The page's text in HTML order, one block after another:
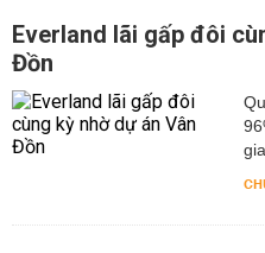
Số người cách ly: Tổng số
cảnh từ vùng dịch đang
ly): 81.546, trong đó:
- Cách ly tập trung tại bệnh
- Cách ly tập trung tại cơ
Everland lãi gấp đôi
Đồn